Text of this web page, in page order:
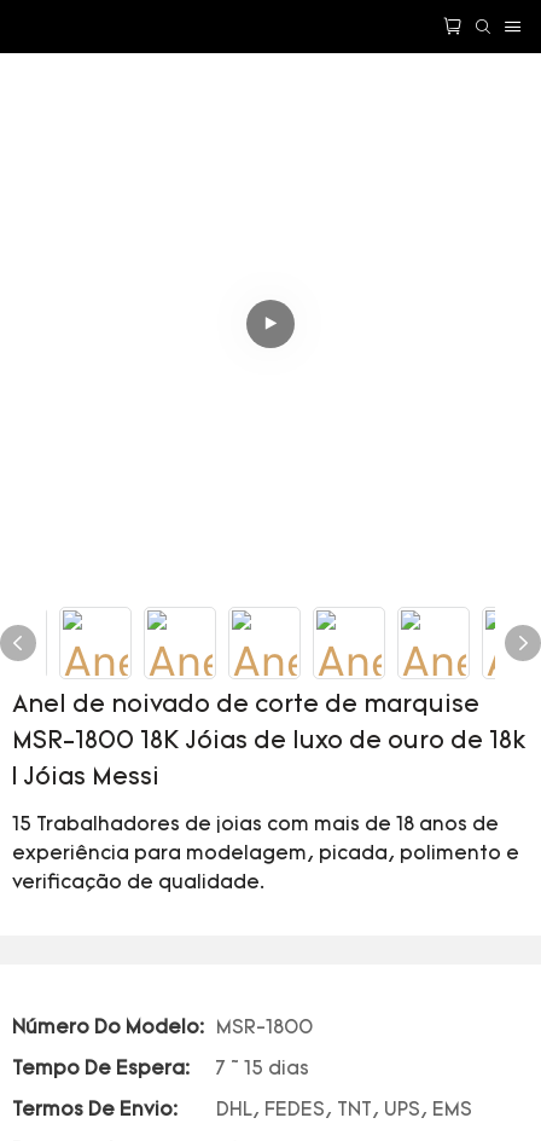
Anel de noivado de corte de marquise
MSR-1800 18K Jóias de luxo de ouro de 18k
| Jóias Messi
15 Trabalhadores de joias com mais de 18 anos de
experiência para modelagem, picada, polimento e
verificação de qualidade.
Número Do Modelo: MSR-1800
Tempo De Espera: 7 ~ 15 dias
Termos De Envio: DHL, FEDES, TNT, UPS, EMS